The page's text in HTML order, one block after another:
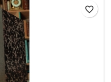
favorite_border